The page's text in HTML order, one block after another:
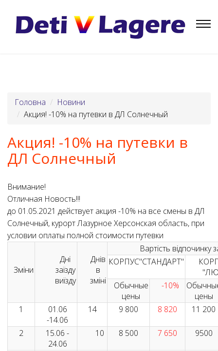
Головна
Новини
Акция! -10% на путевки в ДЛ Солнечный
Акция! -10% на путевки в
ДЛ Солнечный
Внимание!
Отличная Новость!!!
до 01.05.2021 действует акция -10% на все смены в ДЛ
Солнечный, курорт Лазурное Херсонская область, при
условии оплаты полной стоимости путевки
Зміни
Дні
заїзду
виїзду
Днів
в
зміні
Вартість відпочинку
КОРПУС"СТАНДАРТ"
Обычные
цены
-10%
цены
1
01.06
-14.06
14 9 800 8 820 11 200
2
15.06 -
24.06
10 8 500 7 650 9500